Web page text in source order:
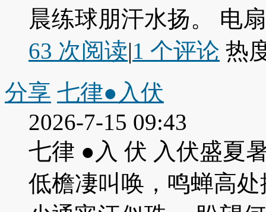
晨练球朋汗水扬。 电
63 次阅读|1 个评论 热
分享 七律●入伏
2026-7-15 09:43
七律 ●入 伏 入伏盛夏
低檐凄叫唤，鸣蝉高